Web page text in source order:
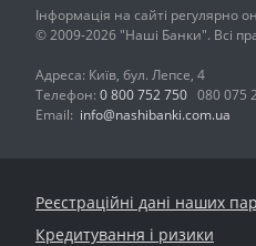
Інформація на сайті регулярно
© 2009-2026 "Наші Банки". Всі
Адреса: Київ, бул. Лепсе, 4
Телефон: 0 800 752 750 080 075
Email: info@nashibanki.com.ua
Реєстраційні дані наших
Кредитування і ризики